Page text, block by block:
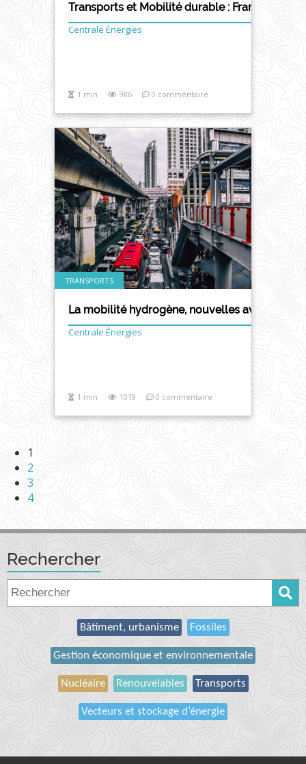
Transports et Mobilité durable : France qui
Centrale Énergies
1 min 986 0 commentaire
TRANSPORTS
La mobilité hydrogène, nouvelles avancées -
Centrale Énergies
1 min 1019 0 commentaire
1
2
3
4
Rechercher
Bâtiment, urbanisme Fossiles
Gestion économique et environnementale
Nucléaire Renouvelables Transports
Vecteurs et stockage d’énergie